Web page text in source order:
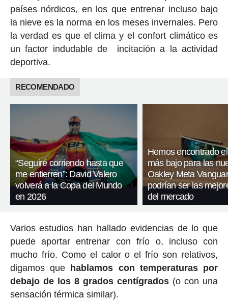
países nórdicos, en los que entrenar incluso bajo
la nieve es la norma en los meses invernales. Pero
la verdad es que el clima y el confort climático es
un factor indudable de incitación a la actividad
deportiva.
RECOMENDADO
“Seguiré corriendo hasta que
me entierren”: David Valero
volverá a la Copa del Mundo
en 2026
Hemos encontrado
más bajo para las
Oakley Meta
podrían ser las
del mercado
Varios estudios han hallado evidencias de lo que
puede aportar entrenar con frío o, incluso con
mucho frío. Como el calor o el frío son relativos,
digamos que hablamos con temperaturas por
debajo de los 8 grados centígrados (o con una
sensación térmica similar).